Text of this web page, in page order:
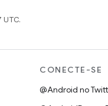
CONECTE-SE
@Android no